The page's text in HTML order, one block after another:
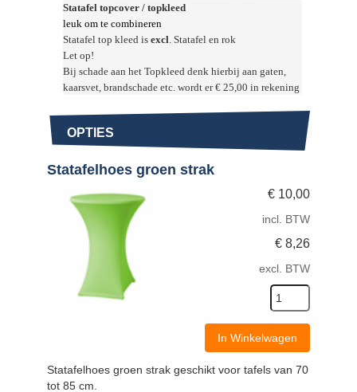
Statafel topcover / topkleed
leuk om te combineren
Statafel top kleed is excl . Statafel en rok
Let op!
Bij schade aan het Topkleed denk hierbij aan gaten,
kaarsvet, brandschade etc. wordt er € 25,00 in rekening gebracht.
OPTIES
Statafelhoes groen strak
€ 10,00
incl. BTW
€ 8,26
excl. BTW
In Winkelwagen
Statafelhoes groen strak geschikt voor tafels van 70
tot 85 cm.